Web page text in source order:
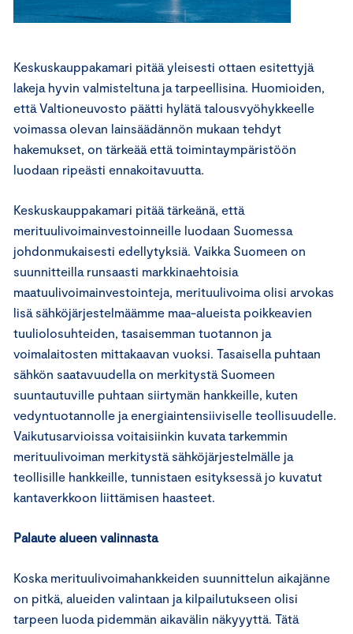
Keskuskauppakamari pitää yleisesti ottaen esitettyjä
lakeja hyvin valmisteltuna ja tarpeellisina. Huomioiden,
että Valtioneuvosto päätti hylätä talousvyöhykkeelle
voimassa olevan lainsäädännön mukaan tehdyt
hakemukset, on tärkeää että toimintaympäristöön
luodaan ripeästi ennakoitavuutta.
Keskuskauppakamari pitää tärkeänä, että
merituulivoimainvestoinneille luodaan Suomessa
johdonmukaisesti edellytyksiä. Vaikka Suomeen on
suunnitteilla runsaasti markkinaehtoisia
maatuulivoimainvestointeja, merituulivoima olisi arvokas
lisä sähköjärjestelmäämme maa-alueista poikkeavien
tuuliolosuhteiden, tasaisemman tuotannon ja
voimalaitosten mittakaavan vuoksi. Tasaisella puhtaan
sähkön saatavuudella on merkitystä Suomeen
suuntautuville puhtaan siirtymän hankkeille, kuten
vedyntuotannolle ja energiaintensiiviselle teollisuudelle.
Vaikutusarvioissa voitaisiinkin kuvata tarkemmin
merituulivoiman merkitystä sähköjärjestelmälle ja
teollisille hankkeille, tunnistaen esityksessä jo kuvatut
kantaverkkoon liittämisen haasteet.
Palaute alueen valinnasta
Koska merituulivoimahankkeiden suunnittelun aikajänne
on pitkä, alueiden valintaan ja kilpailutukseen olisi
tarpeen luoda pidemmän aikavälin näkyyyttä. Tätä